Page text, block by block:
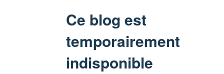
Ce blog est
temporairement
indisponible